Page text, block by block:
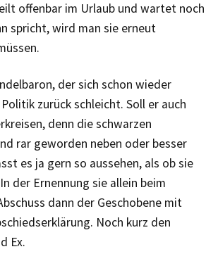
offenbar im Urlaub und wartet noch
spricht, wird man sie erneut
der sich schon wieder
zurück schleicht. Soll er auch
denn die schwarzen
rar geworden neben oder besser
es ja gern so aussehen, als ob sie
der Ernennung sie allein beim
dann der Geschobene mit
Noch kurz den
Ex.